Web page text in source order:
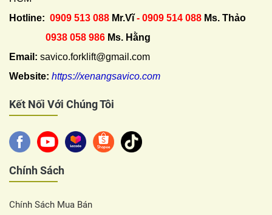
Hotline: 0909 513 088 Mr.Vĩ- 0909 514 088 Ms. Thảo
0938 058 986 Ms. Hằng
Email: savico.forklift@gmail.com
Website: https://xenangsavico.com
Kết Nối Với Chúng Tôi
Chính Sách
Chính Sách Mua Bán